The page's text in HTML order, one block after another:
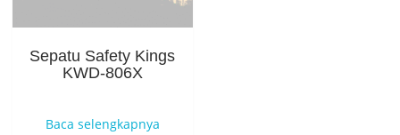
Sepatu Safety Kings
KWD-806X
Baca selengkapnya